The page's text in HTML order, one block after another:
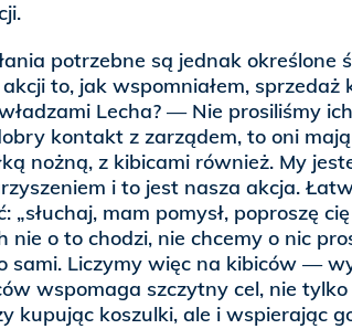
potrzebne są jednak określone
to, jak wspomniałem, sprzedaż
Lecha? — Nie prosiliśmy
kontakt z zarządem, to oni
nożną, z kibicami również. My
i to jest nasza akcja.
„słuchaj, mam pomysł, poproszę
nie o to chodzi, nie chcemy o nic
sami. Liczymy więc na kibiców —
wspomaga szczytny cel, nie tylko
kupując koszulki, ale i wspierając